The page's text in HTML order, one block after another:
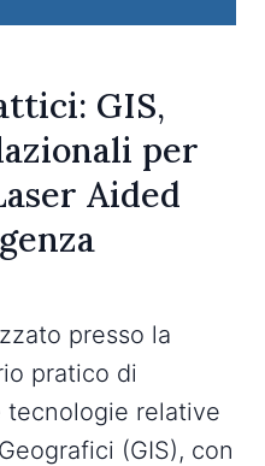
GIS,
per
Aided
presso la
pratico di
tecnologie relative
(GIS), con